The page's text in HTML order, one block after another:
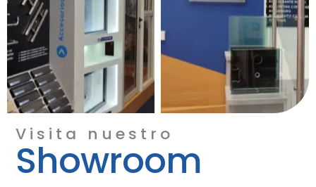
Visita nuestro
Showroom